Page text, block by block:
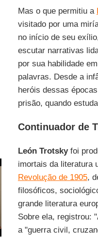
Mas o que permitiu a
visitado por uma
no início de seu
escutar narrativas
por sua habilidade
palavras. Desde a
heróis dessas
prisão, quando
Continuador de
León Trotsky foi
imortais da literatura
Revolução de 1905,
filosóficos,
grande literatura
Sobre ela, registrou:
a "guerra civil,